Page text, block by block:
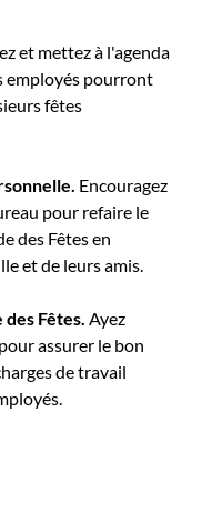
et mettez à l'agenda
employés pourront
fêtes
Encouragez
pour refaire le
des Fêtes en
et de leurs amis.
Fêtes. Ayez
assurer le bon
de travail